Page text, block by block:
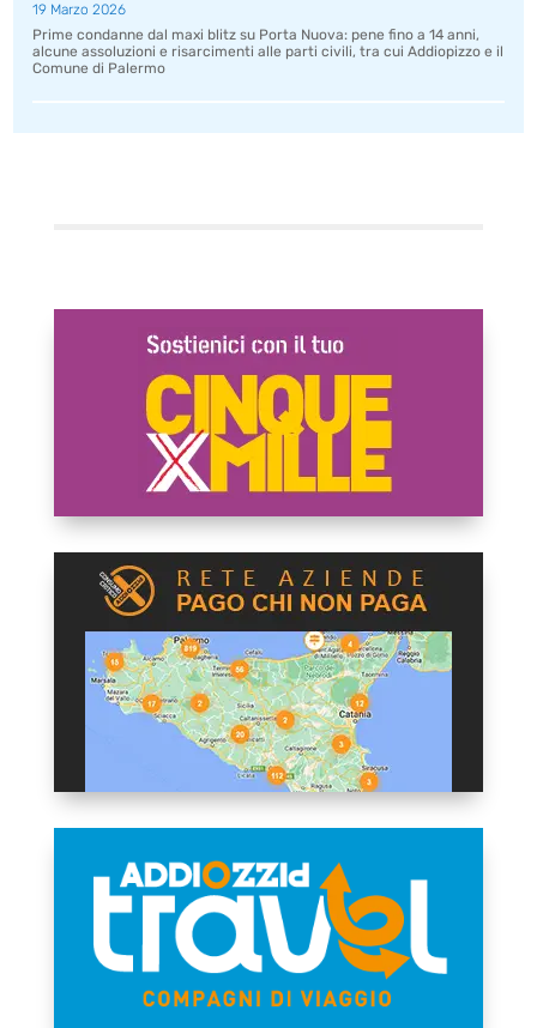
19 Marzo 2026
Prime condanne dal maxi blitz su Porta Nuova: pene fino a 14 anni,
alcune assoluzioni e risarcimenti alle parti civili, tra cui Addiopizzo e il
Comune di Palermo